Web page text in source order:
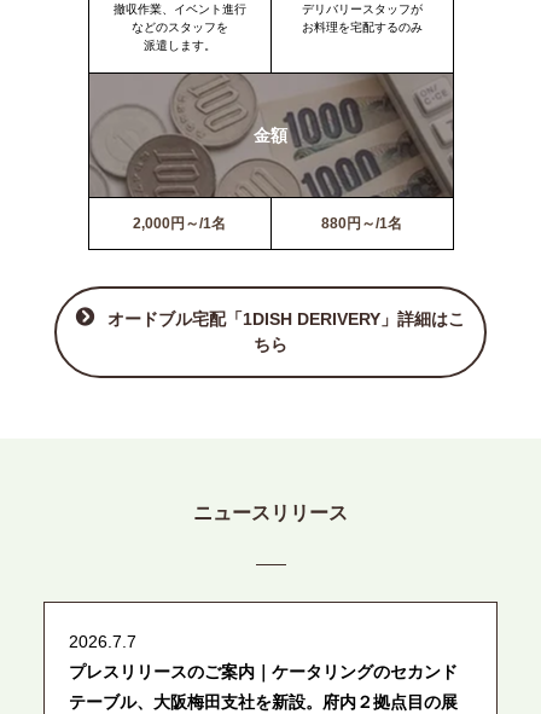
撤収作業、イベント進行
などのスタッフを
派遣します。
デリバリースタッフが
お料理を宅配するのみ
金額
2,000円～/1名 880円～/1名
オードブル宅配「1DISH DERIVERY」詳細はこ
ちら
ニュースリリース
2026.7.7
プレスリリースのご案内｜ケータリングのセカンド
テーブル、大阪梅田支社を新設。府内２拠点目の展